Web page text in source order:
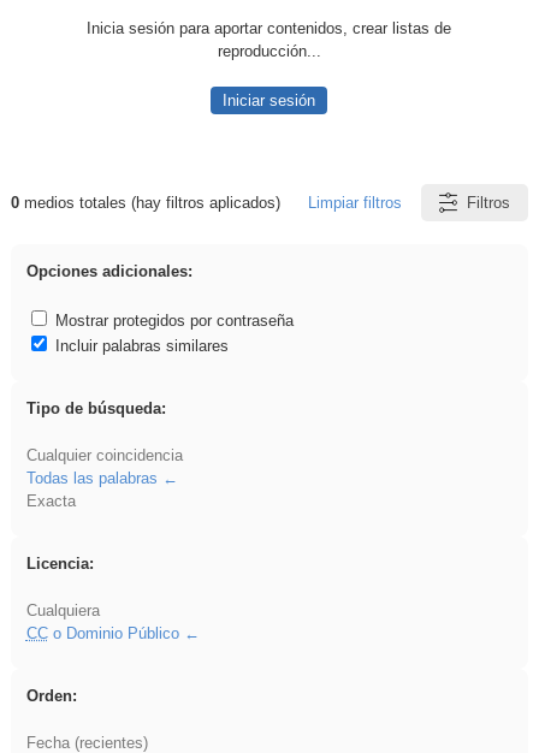
Inicia sesión para aportar contenidos, crear listas de
reproducción...
Iniciar sesión
Resultados de: islamismo
0medios totales (hay filtros aplicados) Limpiar filtros Filtros
Opciones adicionales:
Mostrar protegidos por contraseña
Incluir palabras similares
Tipo de búsqueda:
Cualquier coincidencia
Todas las palabras
Exacta
Licencia:
Cualquiera
CCo Dominio Público
Orden:
Fecha (recientes)